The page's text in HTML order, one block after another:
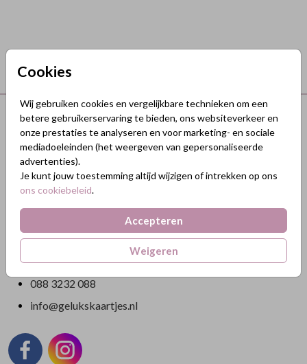
Cookies
Wij gebruiken cookies en vergelijkbare technieken om een
betere gebruikerservaring te bieden, ons websiteverkeer en
onze prestaties te analyseren en voor marketing- en sociale
mediadoeleinden (het weergeven van gepersonaliseerde
advertenties).
Je kunt jouw toestemming altijd wijzigen of intrekken op ons
ons cookiebeleid.
Accepteren
Weigeren
Terug naar boven
GeluksKaartjes.nl
Nikkelweg 45
BTW: NL863211185B01
088 3232 088
info@gelukskaartjes.nl